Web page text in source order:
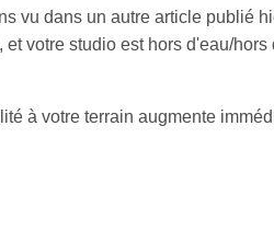
vu dans un autre article publié
votre studio est hors d'eau/
à votre terrain augmente